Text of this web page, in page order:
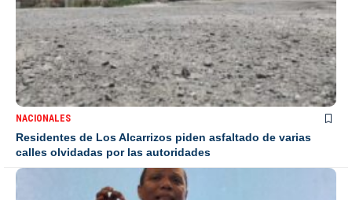
NACIONALES
Residentes de Los Alcarrizos piden asfaltado de varias
calles olvidadas por las autoridades